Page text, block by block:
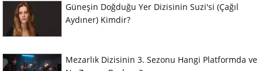
Güneşin Doğduğu Yer Dizisinin Suzi'si (Çağıl
Aydıner) Kimdir?
Mezarlık Dizisinin 3. Sezonu Hangi Platformda ve